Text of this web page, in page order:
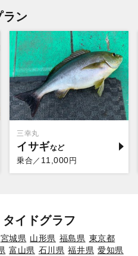
ン
三幸丸
イサギ
乗合／ 11,000円
イドグラフ
宮城県 山形県 福島県 東京都
富山県 石川県 福井県 愛知県